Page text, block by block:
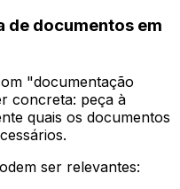
de documentos em
"documentação
concreta: peça à
quais os documentos
ser relevantes: